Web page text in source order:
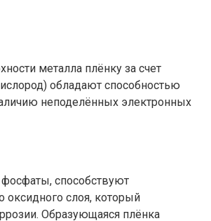
металла плёнку за счет
обладают способностью
неподелённых электронных
способствуют
оксидного слоя, который
Образующаяся плёнка